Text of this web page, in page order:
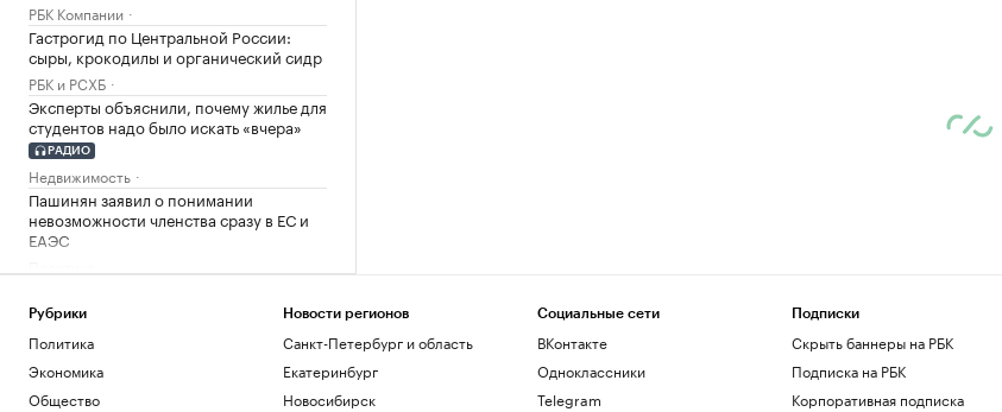
РБК Компании
Гастрогид по Центральной России:
сыры, крокодилы и органический сидр
РБК и РСХБ
Эксперты объяснили, почему жилье для
студентов надо было искать «вчера»
РАДИО
Недвижимость
Пашинян заявил о понимании
невозможности членства сразу в ЕС и
ЕАЭС
судов США через Ормузский пролив
Политика
повторить фатальные ошибки 2025
года
Рубрики
Политика
Экономика
Общество
Новости регионов
Санкт-Петербург и область
Екатеринбург
Новосибирск
Социальные сети
ВКонтакте
Одноклассники
Telegram
Подписки
Скрыть баннеры на РБК
Подписка на РБК
Корпоративная подписка